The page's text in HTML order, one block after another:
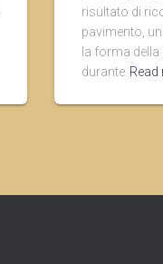
risultato di
pavimento,
la forma
durante Read